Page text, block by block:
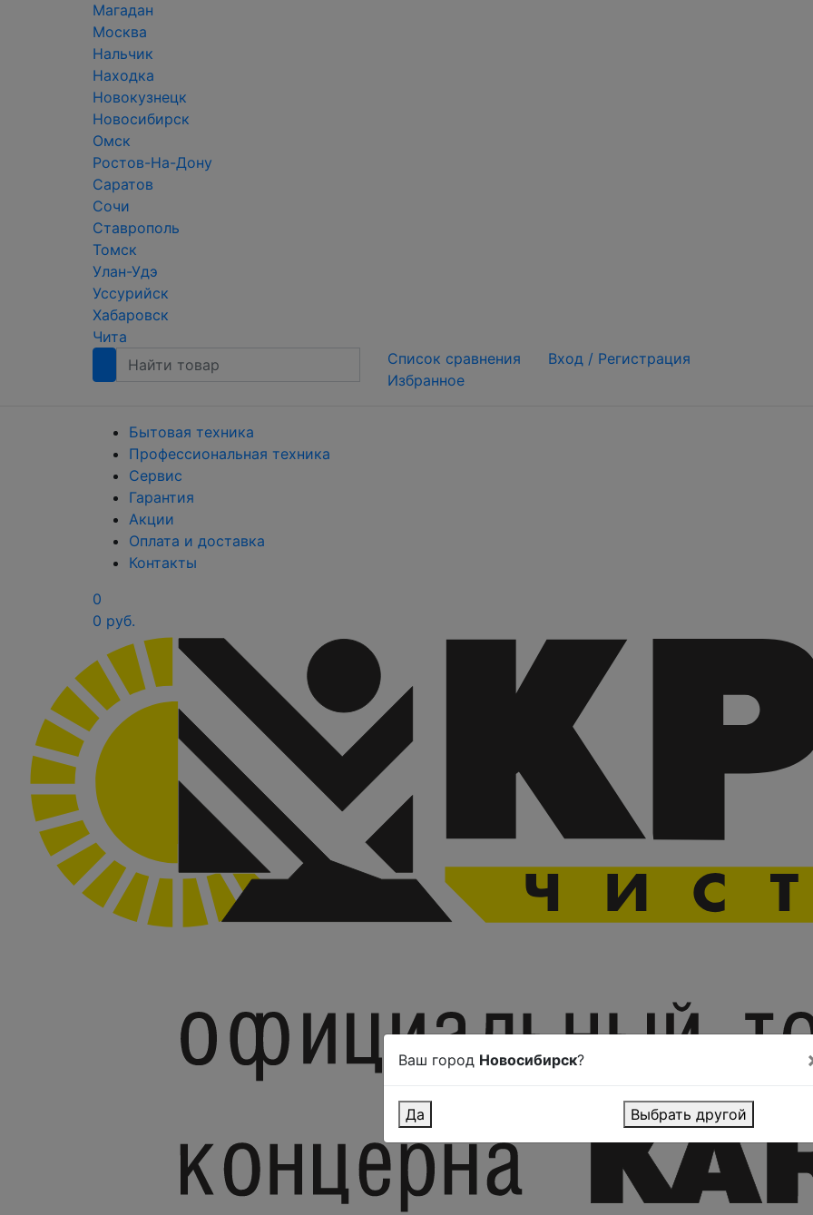
Магадан
Москва
Нальчик
Находка
Новокузнецк
Новосибирск
Омск
Ростов-На-Дону
Саратов
Сочи
Ставрополь
Томск
Улан-Удэ
Уссурийск
Хабаровск
Чита
Список сравнения
Избранное
Вход / Регистрация
Бытовая техника
Профессиональная техника
Сервис
Гарантия
Акции
Оплата и доставка
Контакты
0
0 руб.
Ваш город Новосибирск?
Да Выбрать другой